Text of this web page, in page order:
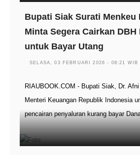
Bupati Siak Surati Menkeu
Minta Segera Cairkan DBH
untuk Bayar Utang
SELASA, 03 FEBRUARI 2026 - 08:21 WIB
RIAUBOOK.COM - Bupati Siak, Dr.
Menteri Keuangan Republik Indonesia
pencairan penyaluran kurang bayar